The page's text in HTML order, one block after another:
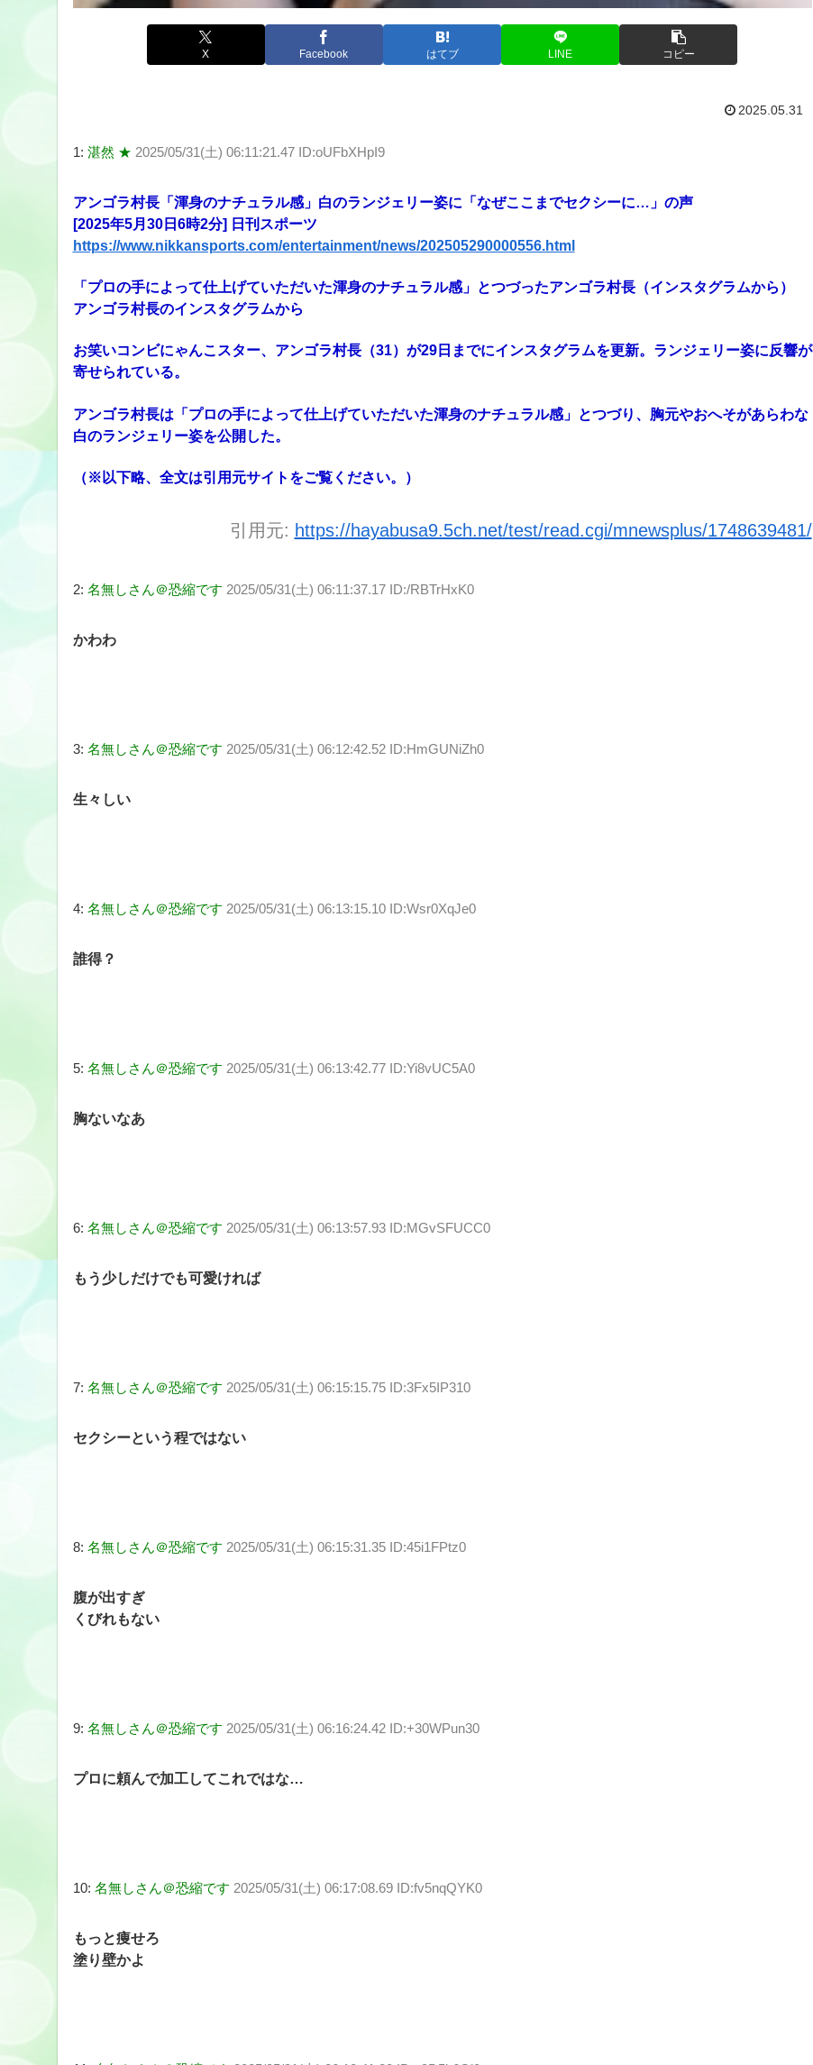
X Facebook はてブ LINE コピー
2025.05.31
1: 湛然 ★ 2025/05/31(土) 06:11:21.47 ID:oUFbXHpI9
アンゴラ村長「渾身のナチュラル感」白のランジェリー姿に「なぜここまでセクシーに…」の声
[2025年5月30日6時2分] 日刊スポーツ
https://www.nikkansports.com/entertainment/news/202505290000556.html
「プロの手によって仕上げていただいた渾身のナチュラル感」とつづったアンゴラ村長（インスタグラムから）
アンゴラ村長のインスタグラムから
お笑いコンビにゃんこスター、アンゴラ村長（31）が29日までにインスタグラムを更新。ランジェリー姿に反響が
寄せられている。
アンゴラ村長は「プロの手によって仕上げていただいた渾身のナチュラル感」とつづり、胸元やおへそがあらわな
白のランジェリー姿を公開した。
（※以下略、全文は引用元サイトをご覧ください。）
引用元: https://hayabusa9.5ch.net/test/read.cgi/mnewsplus/1748639481/
2: 名無しさん＠恐縮です 2025/05/31(土) 06:11:37.17 ID:/RBTrHxK0
かわわ
3: 名無しさん＠恐縮です 2025/05/31(土) 06:12:42.52 ID:HmGUNiZh0
生々しい
4: 名無しさん＠恐縮です 2025/05/31(土) 06:13:15.10 ID:Wsr0XqJe0
誰得？
5: 名無しさん＠恐縮です 2025/05/31(土) 06:13:42.77 ID:Yi8vUC5A0
胸ないなあ
6: 名無しさん＠恐縮です 2025/05/31(土) 06:13:57.93 ID:MGvSFUCC0
もう少しだけでも可愛ければ
7: 名無しさん＠恐縮です 2025/05/31(土) 06:15:15.75 ID:3Fx5IP310
セクシーという程ではない
8: 名無しさん＠恐縮です 2025/05/31(土) 06:15:31.35 ID:45i1FPtz0
腹が出すぎ
くびれもない
9: 名無しさん＠恐縮です 2025/05/31(土) 06:16:24.42 ID:+30WPun30
プロに頼んで加工してこれではな…
10: 名無しさん＠恐縮です 2025/05/31(土) 06:17:08.69 ID:fv5nqQYK0
もっと痩せろ
塗り壁かよ